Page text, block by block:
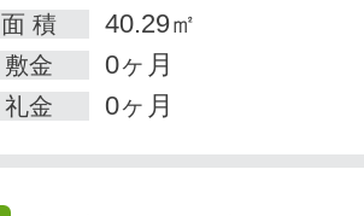
面 積 40.29㎡
敷金 0ヶ月
礼金 0ヶ月